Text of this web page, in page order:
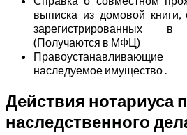
выписка из домовой книги,
зарегистрированных
(Получаются в МФЦ)
наследуемое имущество .
Действия нотариуса
наследственного